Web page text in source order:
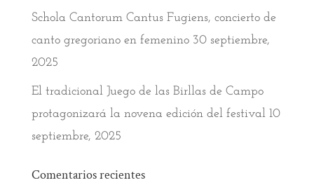
Schola Cantorum Cantus Fugiens, concierto de
canto gregoriano en femenino 30 septiembre,
2025
El tradicional Juego de las Birllas de Campo
protagonizará la novena edición del festival 10
septiembre, 2025
Comentarios recientes